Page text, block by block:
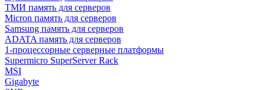
ТМИ память для серверов
Micron память для серверов
Samsung память для серверов
ADATA память для серверов
1-процессорные серверные платформы
Supermicro SuperServer Rack
MSI
Gigabyte